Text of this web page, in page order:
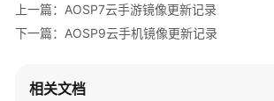
发
布
上一篇：AOSP7云手游镜像更新记录
下一篇：AOSP9云手机镜像更新记录
相关文档